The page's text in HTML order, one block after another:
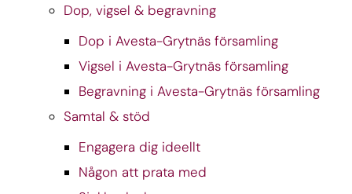
Dop, vigsel & begravning
Dop i Avesta-Grytnäs församling
Vigsel i Avesta-Grytnäs församling
Begravning i Avesta-Grytnäs församling
Samtal & stöd
Engagera dig ideellt
Någon att prata med